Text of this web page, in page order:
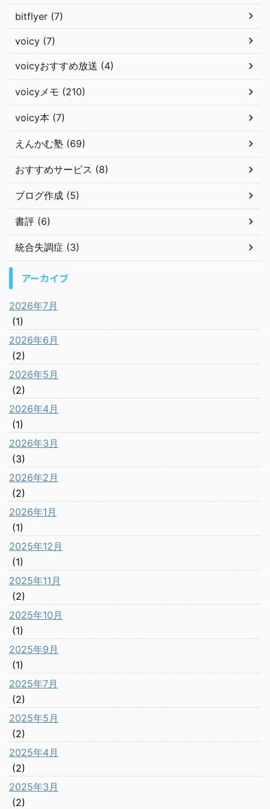
bitflyer (7)
voicy (7)
voicyおすすめ放送 (4)
voicyメモ (210)
voicy本 (7)
えんかむ塾 (69)
おすすめサービス (8)
ブログ作成 (5)
書評 (6)
統合失調症 (3)
アーカイブ
2026年7月
(1)
2026年6月
(2)
2026年5月
(2)
2026年4月
(1)
2026年3月
(3)
2026年2月
(2)
2026年1月
(1)
2025年12月
(1)
2025年11月
(2)
2025年10月
(1)
2025年9月
(1)
2025年7月
(2)
2025年5月
(2)
2025年4月
(2)
2025年3月
(2)